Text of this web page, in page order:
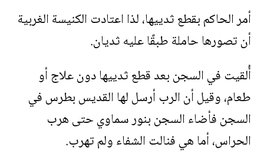
أمر الحاكم بقطع ثدييها، لذا اعتادت الكنيسة الغربية
أن تصورها حاملة طبقًا عليه ثديان.
أُلقيت في السجن بعد قطع ثدييها دون علاج أو
طعام، وقيل أن الرب أرسل لها القديس بطرس في
السجن فأضاء السجن بنور سماوي حتى هرب
الحراس، أما هي فنالت الشفاء ولم تهرب.